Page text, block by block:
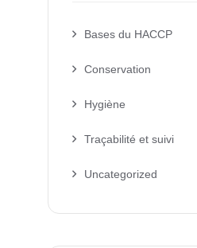
Bases du HACCP
Conservation
Hygiène
Traçabilité et suivi
Uncategorized